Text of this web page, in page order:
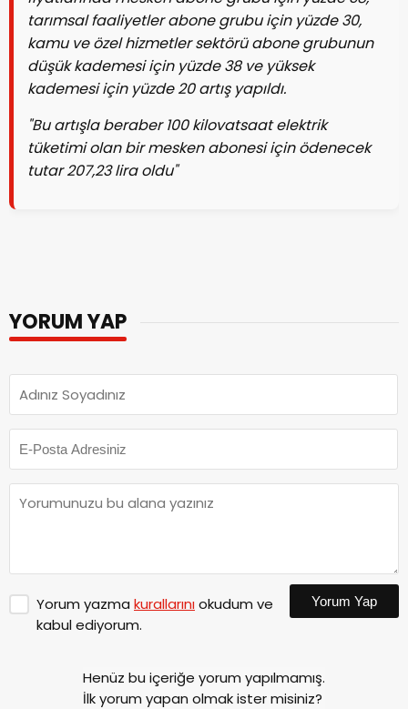
tarımsal faaliyetler abone grubu için yüzde 30,
kamu ve özel hizmetler sektörü abone grubunun
düşük kademesi için yüzde 38 ve yüksek
kademesi için yüzde 20 artış yapıldı.
"Bu artışla beraber 100 kilovatsaat elektrik
tüketimi olan bir mesken abonesi için ödenecek
tutar 207,23 lira oldu"
YORUM YAP
Yorum yazma kurallarınıokudum ve
kabul ediyorum.
Yorum Yap
Henüz bu içeriğe yorum yapılmamış.
İlk yorum yapan olmak ister misiniz?